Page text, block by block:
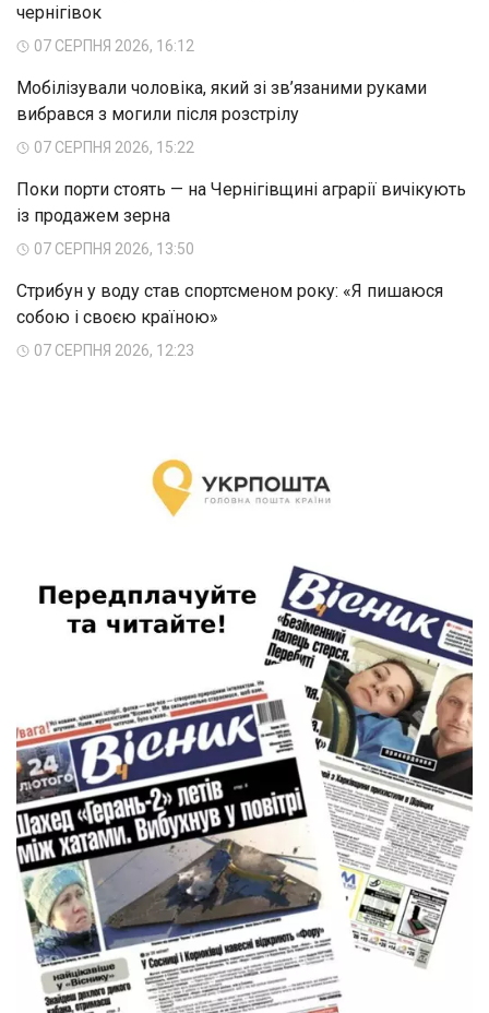
чернігівок
07 СЕРПНЯ 2026, 16:12
Мобілізували чоловіка, який зі зв’язаними руками
вибрався з могили після розстрілу
07 СЕРПНЯ 2026, 15:22
Поки порти стоять — на Чернігівщині аграрії вичікують
із продажем зерна
07 СЕРПНЯ 2026, 13:50
Стрибун у воду став спортсменом року: «Я пишаюся
собою і своєю країною»
07 СЕРПНЯ 2026, 12:23